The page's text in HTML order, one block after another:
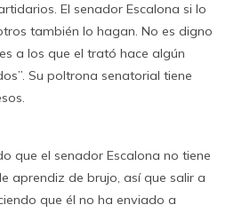
El senador Escalona si lo
también lo hagan. No es digno
a los que el trató hace algún
Su poltrona senatorial tiene
que el senador Escalona no tiene
aprendiz de brujo, así que salir a
que él no ha enviado a